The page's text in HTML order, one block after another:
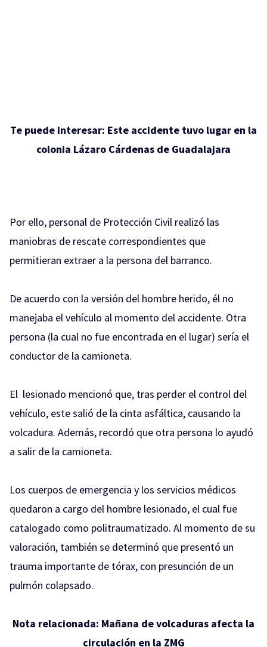
Te puede interesar: Este accidente tuvo lugar en la
colonia Lázaro Cárdenas de Guadalajara
Por ello, personal de Protección Civil realizó las
maniobras de rescate correspondientes que
permitieran extraer a la persona del barranco.
De acuerdo con la versión del hombre herido, él no
manejaba el vehículo al momento del accidente. Otra
persona (la cual no fue encontrada en el lugar) sería el
conductor de la camioneta.
El lesionado mencionó que, tras perder el control del
vehículo, este salió de la cinta asfáltica, causando la
volcadura. Además, recordó que otra persona lo ayudó
a salir de la camioneta.
Los cuerpos de emergencia y los servicios médicos
quedaron a cargo del hombre lesionado, el cual fue
catalogado como politraumatizado. Al momento de su
valoración, también se determinó que presentó un
trauma importante de tórax, con presunción de un
pulmón colapsado.
Nota relacionada: Mañana de volcaduras afecta la
circulación en la ZMG